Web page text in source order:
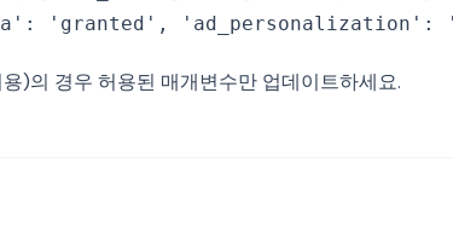
'granted',
)의 경우 허용된 매개변수만 업데이트하세요.